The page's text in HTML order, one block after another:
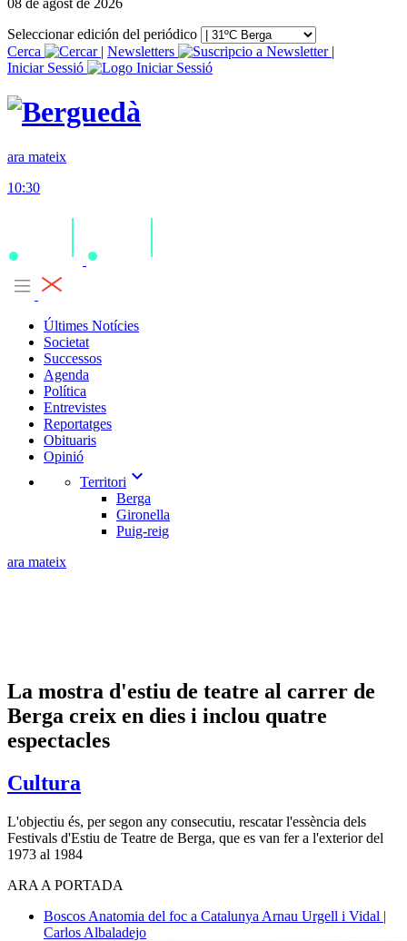
08 de agost de 2026
Seleccionar edición del periódico
Cerca
| Newsletters
|
Iniciar Sessió
ara mateix
10:30
Últimes Notícies
Societat
Successos
Agenda
Política
Entrevistes
Reportatges
Obituaris
Opinió
Territori expand_more
Berga
Gironella
Puig-reig
ara mateix
La mostra d'estiu de teatre al carrer de
Berga creix en dies i inclou quatre
espectacles
Cultura
L'objectiu és, per segon any consecutiu, rescatar l'essència dels
Festivals d'Estiu de Teatre de Berga, que es van fer a l'exterior del
1973 al 1984
ARA A PORTADA
Boscos Anatomia del foc a Catalunya Arnau Urgell i Vidal |
Carlos Albaladejo